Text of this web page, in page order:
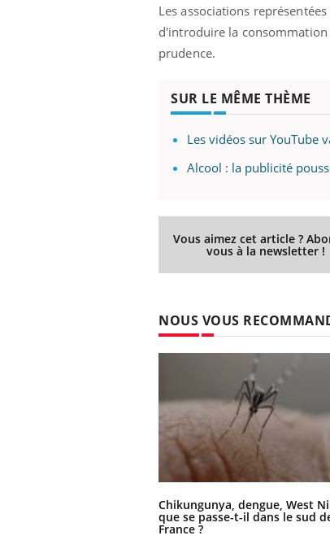
Les associations
d'introduire la consommation
prudence.
SUR LE MÊME THÈME
Les vidéos sur YouTube
Alcool : la publicité
Vous aimez cet article ?
vous à la newsletter !
NOUS VOUS
Chikungunya, dengue, West
que se passe-t-il dans le sud
France ?